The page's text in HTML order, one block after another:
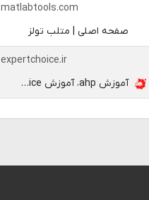
matlabtools.com
صفحه اصلی | متلب تولز
expertchoice.ir
آموزش ahp، آموزش Expert Choice، تحلیل AHP · 📊 اطمينان شرق